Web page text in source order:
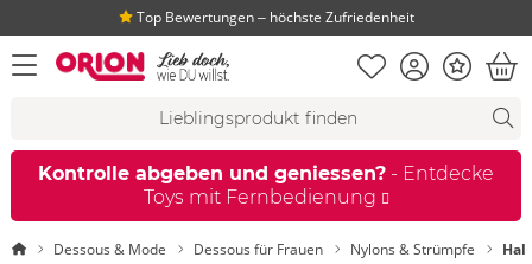
Top Bewertungen ‒ höchste Zufriedenheit
Menü öffnen Merkliste
KontoBonus
Kontrolle abgeben und geniessen? - Entdecke
Toys mit Fernbedienung
StartseiteDessous & Mode Dessous für Frauen Nylons & Strümpfe